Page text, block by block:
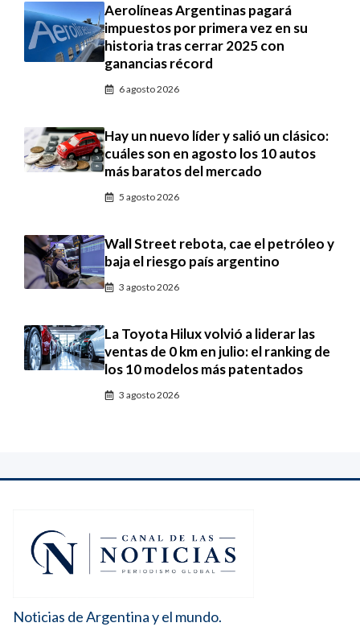
Aerolíneas Argentinas pagará
impuestos por primera vez en su
historia tras cerrar 2025 con
ganancias récord
6 agosto 2026
Hay un nuevo líder y salió un clásico:
cuáles son en agosto los 10 autos
más baratos del mercado
5 agosto 2026
Wall Street rebota, cae el petróleo y
baja el riesgo país argentino
3 agosto 2026
La Toyota Hilux volvió a liderar las
ventas de 0 km en julio: el ranking de
los 10 modelos más patentados
3 agosto 2026
Noticias de Argentina y el mundo.